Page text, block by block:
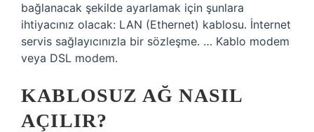
bağlanacak şekilde ayarlamak için şunlara
ihtiyacınız olacak: LAN (Ethernet) kablosu. İnternet
servis sağlayıcınızla bir sözleşme. … Kablo modem
veya DSL modem.
KABLOSUZ AĞ NASIL
AÇILIR?